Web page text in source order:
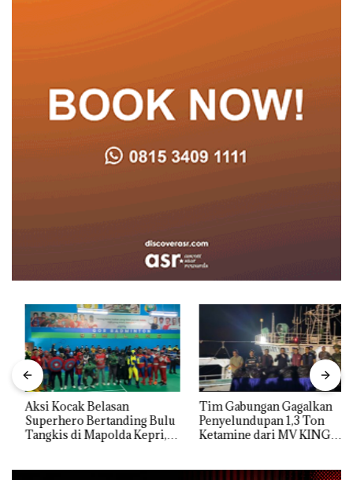
Aksi Kocak Belasan
Superhero Bertanding Bulu
Tangkis di Mapolda Kepri,
Tim Gabungan Gagalkan
Penyelundupan 1,3 Ton
Ketamine dari MV KING